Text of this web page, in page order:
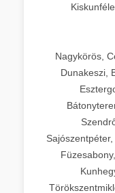
Nagykörös,
Dunakeszi,